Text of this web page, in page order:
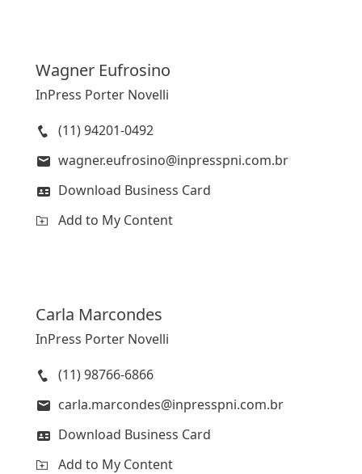
Wagner Eufrosino
InPress Porter Novelli
(11) 94201-0492
wagner.eufrosino@inpresspni.com.br
Download Business Card
Add to My Content
Carla Marcondes
InPress Porter Novelli
(11) 98766-6866
carla.marcondes@inpresspni.com.br
Download Business Card
Add to My Content